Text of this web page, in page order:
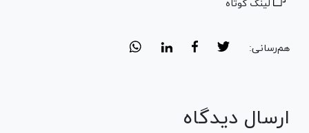
لینک کوتاه
هم‌رسانی:
ارسال دیدگاه